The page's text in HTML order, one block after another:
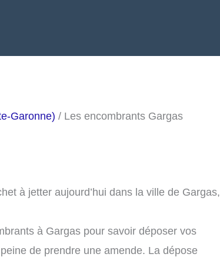
Garonne) / Les encombrants Gargas
à jetter aujourd’hui dans la ville de Gargas,
à Gargas pour savoir déposer vos
de prendre une amende. La dépose